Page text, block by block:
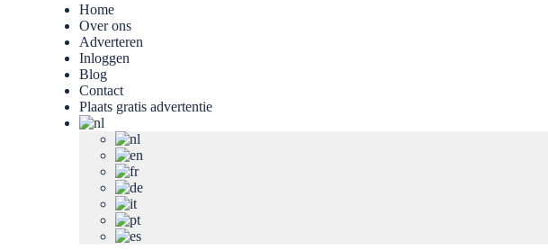
Home
Over ons
Adverteren
Inloggen
Blog
Contact
Plaats gratis advertentie